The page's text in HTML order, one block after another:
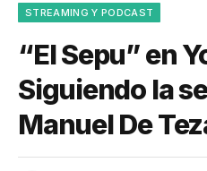
STREAMING Y PODCAST
“El Sepu” en
Siguiendo la
Manuel De